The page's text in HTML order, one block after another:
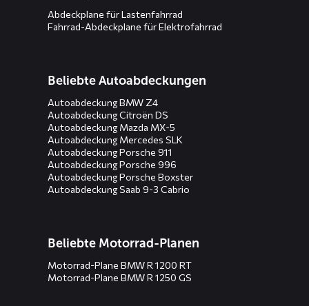
Abdeckplane für Lastenfahrrad
Fahrrad-Abdeckplane für Elektrofahrrad
Beliebte Autoabdeckungen
Autoabdeckung BMW Z4
Autoabdeckung Citroën DS
Autoabdeckung Mazda MX-5
Autoabdeckung Mercedes SLK
Autoabdeckung Porsche 911
Autoabdeckung Porsche 996
Autoabdeckung Porsche Boxster
Autoabdeckung Saab 9-3 Cabrio
Beliebte Motorrad-Planen
Motorrad-Plane BMW R 1200 RT
Motorrad-Plane BMW R 1250 GS